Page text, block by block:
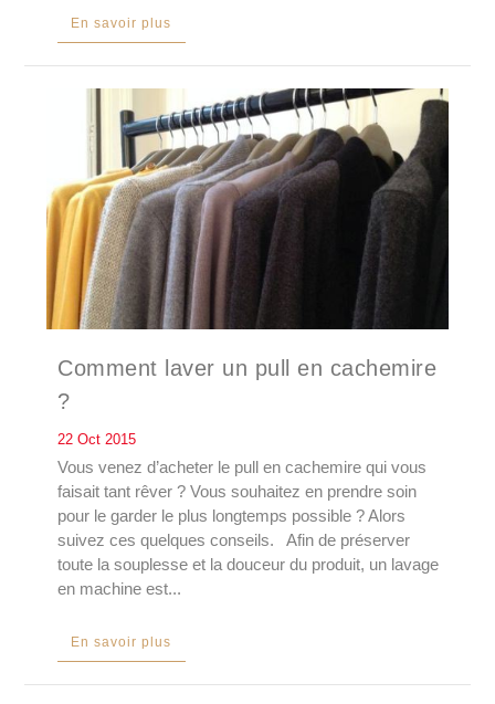
En savoir plus
Comment laver un pull en cachemire
?
22 Oct 2015
Vous venez d’acheter le pull en cachemire qui vous
faisait tant rêver ? Vous souhaitez en prendre soin
pour le garder le plus longtemps possible ? Alors
suivez ces quelques conseils. Afin de préserver
toute la souplesse et la douceur du produit, un lavage
en machine est...
En savoir plus